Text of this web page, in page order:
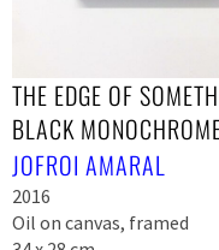
THE EDGE OF
BLACK
JOFROI AMARAL
2016
Oil on canvas, framed